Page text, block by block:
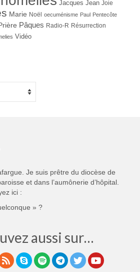
Jacques Jean Joie
Marie Noël oecuménisme Paul Pentecôte
Pâques Radio-R Résurrection
Vidéo
Je suis prêtre du diocèse de
et dans l’aumônerie d’hôpital.
ici :
» ?
aussi sur…